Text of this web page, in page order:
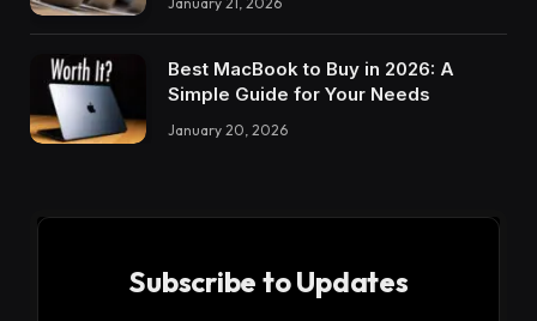
Best MacBook to Buy in 2026: A
Simple Guide for Your Needs
January 20, 2026
Subscribe to Updates